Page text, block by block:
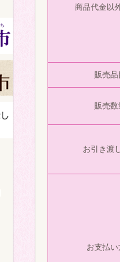
商品代金以
販売品
販売数
お引き渡
お支払い